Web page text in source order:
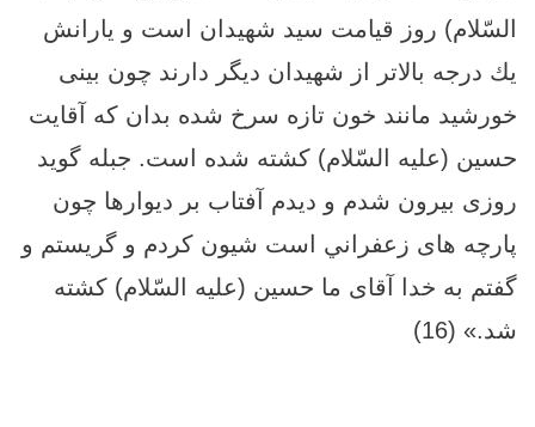
السّلام) روز قيامت سيد شهيدان است و يارانش
يك درجه بالاتر از شهيدان ديگر دارند چون بينى
خورشيد مانند خون تازه سرخ شده بدان كه آقايت
حسين (علیه السّلام) كشته شده است. جبله گويد
روزى بيرون شدم و ديدم آفتاب بر ديوارها چون
پارچه‏ هاى زعفراني است شيون كردم و گريستم و
گفتم به خدا آقاى ما حسين (علیه السّلام) كشته
شد.» (16)